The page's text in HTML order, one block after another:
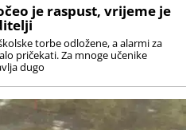
je raspust, vrijeme je
torbe odložene, a alarmi za
pričekati. Za mnoge učenike
dugo